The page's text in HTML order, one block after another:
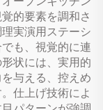
的要素を調和さ
実演用ステーシ
も、視覚的に連
状には、実用的
与える、控えめ
仕上げ技術によ